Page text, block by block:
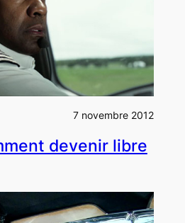
7 novembre 2012
devenir libre